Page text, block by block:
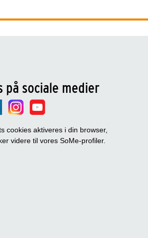
på sociale medier
cookies aktiveres i din browser,
videre til vores SoMe-profiler.